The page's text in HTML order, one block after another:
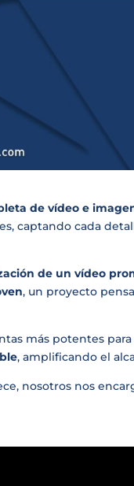
de vídeo e
captando cada
de un vídeo
, un proyecto
más potentes
, amplificando el
nosotros nos